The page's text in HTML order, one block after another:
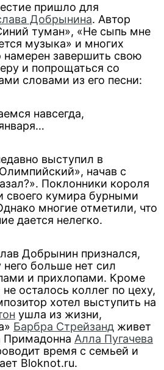
пришло для
Добрынина. Автор
туман», «Не сыпь мне
музыка» и многих
намерен завершить свою
и попрощаться со
словами из его песни:
навсегда,
выступил в
начав с
Поклонники короля
своего кумира бурными
многие отметили, что
дается нелегко.
Добрынин признался,
него больше нет сил
и прихлопами. Кроме
не осталось коллег по цеху,
хотел выступить на
ушла из жизни,
Барбра Стрейзанд живет
Примадонна Алла Пугачева
время с семьей и
Bloknot.ru.